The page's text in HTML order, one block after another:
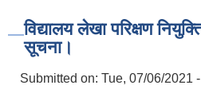
विद्यालय लेखा परिक्षण
सूचना।
Submitted on: Tue, 07/06/2021